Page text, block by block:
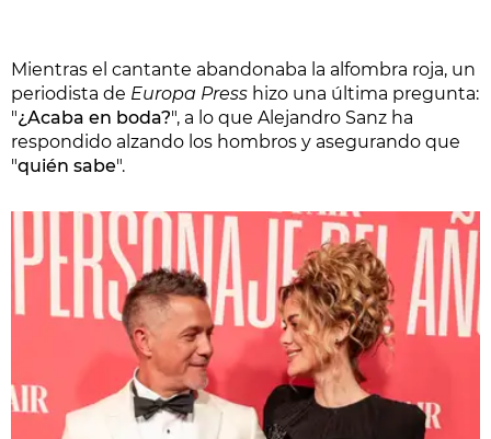
Mientras el cantante abandonaba la alfombra roja, un
periodista de Europa Press hizo una última pregunta:
"¿Acaba en boda?", a lo que Alejandro Sanz ha
respondido alzando los hombros y asegurando que
"quién sabe".